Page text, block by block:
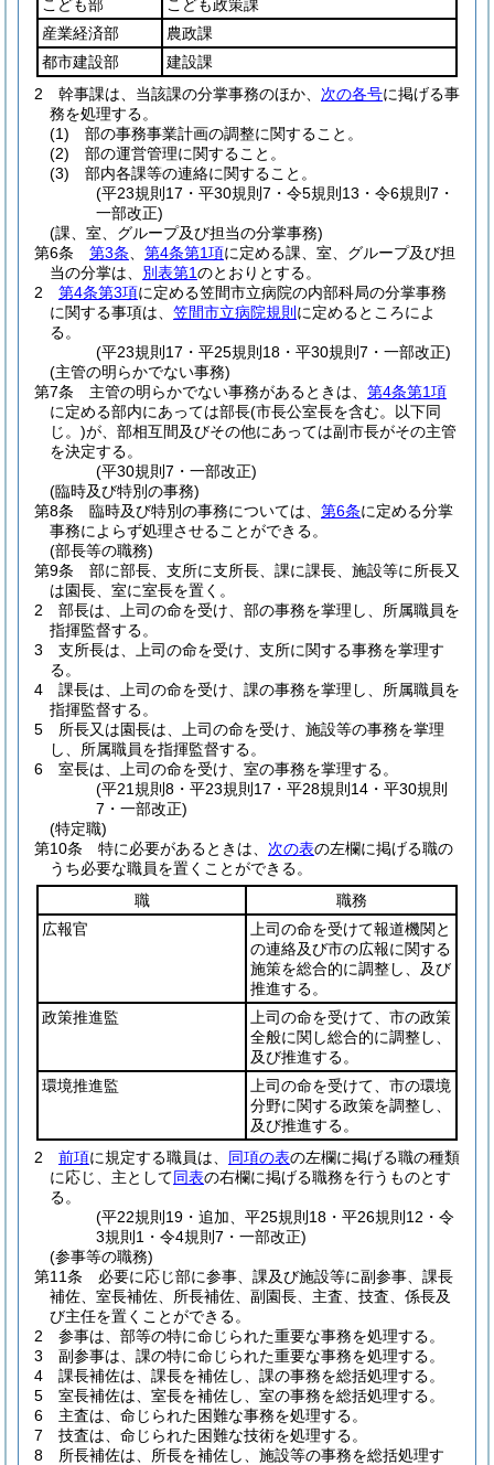
こども部
こども政策課
産業経済部
農政課
都市建設部
建設課
2
幹事課は、当該課の分掌事務のほか、 次の各号に掲げる事
務を処理する。
(1)
部の事務事業計画の調整に関すること。
(2)
部の運営管理に関すること。
(3)
部内各課等の連絡に関すること。
(平23規則17・平30規則7・令5規則13・令6規則7・
一部改正)
(課、室、グループ及び担当の分掌事務)
第6条
第3条 第4条第1項に定める課、室、グループ及び担
当の分掌は、 別表第1のとおりとする。
2
第4条第3項に定める笠間市立病院の内部科局の分掌事務
に関する事項は、 笠間市立病院規則 に定めるところによ
る。
(平23規則17・平25規則18・平30規則7・一部改正)
(主管の明らかでない事務)
第7条
主管の明らかでない事務があるときは、 第4条第1項
に定める部内にあっては部長(市長公室長を含む。以下同
じ。)が、部相互間及びその他にあっては副市長がその主管
を決定する。
(平30規則7・一部改正)
(臨時及び特別の事務)
第8条
臨時及び特別の事務については、 第6条に定める分掌
事務によらず処理させることができる。
(部長等の職務)
第9条
部に部長、支所に支所長、課に課長、施設等に所長又
は園長、室に室長を置く。
2
部長は、上司の命を受け、部の事務を掌理し、所属職員を
指揮監督する。
3
支所長は、上司の命を受け、支所に関する事務を掌理す
る。
4
課長は、上司の命を受け、課の事務を掌理し、所属職員を
指揮監督する。
5
所長又は園長は、上司の命を受け、施設等の事務を掌理
し、所属職員を指揮監督する。
6
室長は、上司の命を受け、室の事務を掌理する。
(平21規則8・平23規則17・平28規則14・平30規則
7・一部改正)
(特定職)
第10条
特に必要があるときは、 次の表の左欄に掲げる職の
うち必要な職員を置くことができる。
職
職務
広報官
上司の命を受けて報道機関と
の連絡及び市の広報に関する
施策を総合的に調整し、及び
推進する。
政策推進監
上司の命を受けて、市の政策
全般に関し総合的に調整し、
及び推進する。
環境推進監
上司の命を受けて、市の環境
分野に関する政策を調整し、
及び推進する。
2
前項に規定する職員は、 同項の表の左欄に掲げる職の種類
に応じ、主として同表の右欄に掲げる職務を行うものとす
る。
(平22規則19・追加、平25規則18・平26規則12・令
3規則1・令4規則7・一部改正)
(参事等の職務)
第11条
必要に応じ部に参事、課及び施設等に副参事、課長
補佐、室長補佐、所長補佐、副園長、主査、技査、係長及
び主任を置くことができる。
2
参事は、部等の特に命じられた重要な事務を処理する。
3
副参事は、課の特に命じられた重要な事務を処理する。
4
課長補佐は、課長を補佐し、課の事務を総括処理する。
5
室長補佐は、室長を補佐し、室の事務を総括処理する。
6
主査は、命じられた困難な事務を処理する。
7
技査は、命じられた困難な技術を処理する。
8
所長補佐は、所長を補佐し、施設等の事務を総括処理す